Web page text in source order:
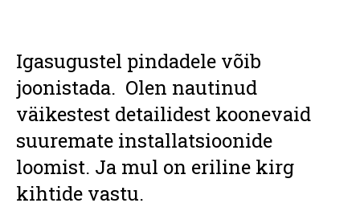
Igasugustel pindadele võib
joonistada. Olen nautinud
väikestest detailidest koonevaid
suuremate installatsioonide
loomist. Ja mul on eriline kirg
kihtide vastu.